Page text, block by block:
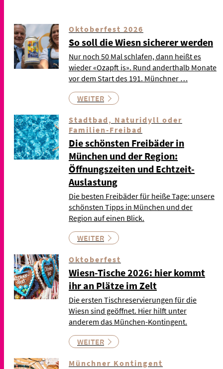
Oktoberfest 2026
So soll die Wiesn sicherer werden
Nur noch 50 Mal schlafen, dann heißt es
wieder «Ozapft is». Rund anderthalb Monate
vor dem Start des 191. Münchner …
WEITER
Stadtbad, Naturidyll oder
Familien-Freibad
Die schönsten Freibäder in
München und der Region:
Öffnungszeiten und Echtzeit-
Auslastung
Die besten Freibäder für heiße Tage: unsere
schönsten Tipps in München und der
Region auf einen Blick.
WEITER
Oktoberfest
Wiesn-Tische 2026: hier kommt
ihr an Plätze im Zelt
Die ersten Tischreservierungen für die
Wiesn sind geöffnet. Hier hilft unter
anderem das München-Kontingent.
WEITER
Münchner Kontingent